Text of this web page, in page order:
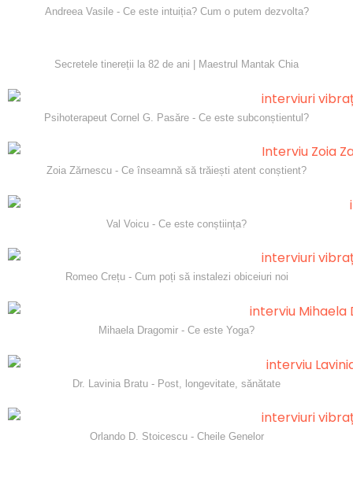
Andreea Vasile - Ce este intuiția? Cum o putem dezvolta?
Secretele tinereții la 82 de ani | Maestrul Mantak Chia
Psihoterapeut Cornel G. Pasăre - Ce este subconștientul?
Zoia Zărnescu - Ce înseamnă să trăiești atent conștient?
Val Voicu - Ce este conștiința?
Romeo Crețu - Cum poți să instalezi obiceiuri noi
Mihaela Dragomir - Ce este Yoga?
Dr. Lavinia Bratu - Post, longevitate, sănătate
Orlando D. Stoicescu - Cheile Genelor